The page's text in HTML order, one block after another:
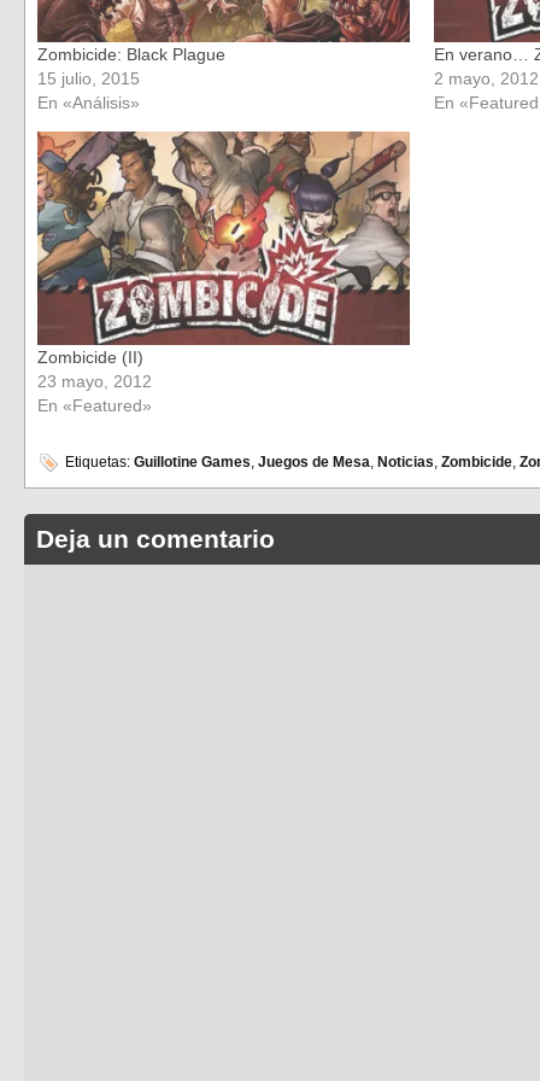
Zombicide: Black Plague
15 julio, 2015
En «Análisis»
En verano…
2 mayo, 2012
En
Zombicide (II)
23 mayo, 2012
En «Featured»
Etiquetas: Guillotine Games, Juegos de Mesa, Noticias, Zombicide,
Deja un comentario